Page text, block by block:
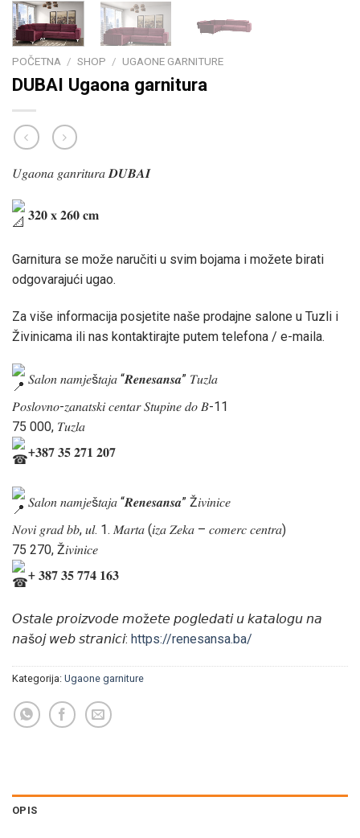
POČETNA / SHOP / UGAONE GARNITURE
DUBAI Ugaona garnitura
𝑈𝑔𝑎𝑜𝑛𝑎 𝑔𝑎𝑛𝑟𝑖𝑡𝑢𝑟𝑎 𝑫𝑼𝑩𝑨𝑰
𝟑𝟐𝟎 𝐱 𝟐𝟔𝟎 𝐜𝐦
Garnitura se može naručiti u svim bojama i možete birati
odgovarajući ugao.
Za više informacija posjetite naše prodajne salone u Tuzli i
Živinicama ili nas kontaktirajte putem telefona / e-maila.
𝑆𝑎𝑙𝑜𝑛 𝑛𝑎𝑚𝑗𝑒š𝑡𝑎𝑗𝑎 “𝑹𝒆𝒏𝒆𝒔𝒂𝒏𝒔𝒂” 𝑇𝑢𝑧𝑙𝑎
𝑃𝑜𝑠𝑙𝑜𝑣𝑛𝑜-𝑧𝑎𝑛𝑎𝑡𝑠𝑘𝑖 𝑐𝑒𝑛𝑡𝑎𝑟 𝑆𝑡𝑢𝑝𝑖𝑛𝑒 𝑑𝑜 𝐵-11
75 000, 𝑇𝑢𝑧𝑙𝑎
+𝟑𝟖𝟕 𝟑𝟓 𝟐𝟕𝟏 𝟐𝟎𝟕
𝑆𝑎𝑙𝑜𝑛 𝑛𝑎𝑚𝑗𝑒š𝑡𝑎𝑗𝑎 “𝑹𝒆𝒏𝒆𝒔𝒂𝒏𝒔𝒂” Ž𝑖𝑣𝑖𝑛𝑖𝑐𝑒
𝑁𝑜𝑣𝑖 𝑔𝑟𝑎𝑑 𝑏𝑏, 𝑢𝑙. 1. 𝑀𝑎𝑟𝑡𝑎 (𝑖𝑧𝑎 𝑍𝑒𝑘𝑎 – 𝑐𝑜𝑚𝑒𝑟𝑐 𝑐𝑒𝑛𝑡𝑟𝑎)
75 270, Ž𝑖𝑣𝑖𝑛𝑖𝑐𝑒
+ 𝟑𝟖𝟕 𝟑𝟓 𝟕𝟕𝟒 𝟏𝟔𝟑
𝘖𝘴𝘵𝘢𝘭𝘦 𝘱𝘳𝘰𝘪𝘻𝘷𝘰𝘥𝘦 𝘮𝘰ž𝘦𝘵𝘦 𝘱𝘰𝘨𝘭𝘦𝘥𝘢𝘵𝘪 𝘶 𝘬𝘢𝘵𝘢𝘭𝘰𝘨𝘶 𝘯𝘢
𝘯𝘢š𝘰𝘫 𝘸𝘦𝘣 𝘴𝘵𝘳𝘢𝘯𝘪𝘤𝘪: https://renesansa.ba/
Kategorija: Ugaone garniture
OPIS